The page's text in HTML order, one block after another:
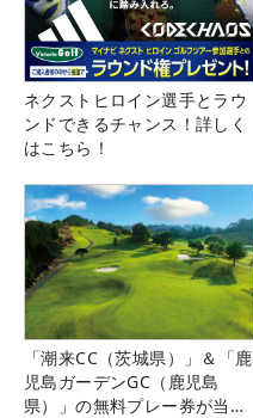
ネクストヒロイン選手とラウ
ンドできるチャンス！詳しく
はこちら！
「潮来CC（茨城県）」＆「鹿
児島ガーデンGC（鹿児島
県）」の無料プレー券が当た